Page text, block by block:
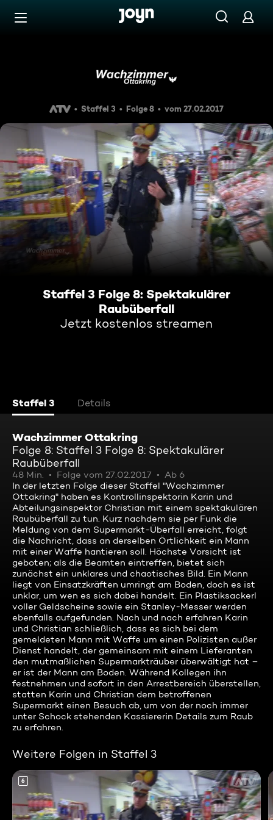
Zum Inhalt springen
Staffel 3 Folge 8:
Staffel 3 Folge 8 vom 27.02.2017
Staffel 3 Folge 8: Spektakulärer
Raubüberfall
Jetzt kostenlos streamen
Staffel 3 Details
Wachzimmer Ottakring
Folge 8: Staffel 3 Folge 8: Spektakulärer
Raubüberfall
48 Min. Folge vom 27.02.2017
Ab 6
In der letzten Folge dieser Staffel "Wachzimmer
Ottakring" haben es Kontrollinspektorin Karin und
Abteilungsinspektor Christian mit einem spektakulären
Raubüberfall zu tun. Kurz nachdem sie per Funk die
Meldung von dem Supermarkt-Überfall erreicht, folgt
die Nachricht, dass an derselben Örtlichkeit ein Mann
mit einer Waffe hantieren soll. Höchste Vorsicht ist
geboten; als die Beamten eintreffen, bietet sich
zunächst ein unklares und chaotisches Bild. Ein Mann
liegt von Einsatzkräften umringt am Boden, doch es ist
unklar, um wen es sich dabei handelt. Ein Plastiksackerl
voller Geldscheine sowie ein Stanley-Messer werden
ebenfalls aufgefunden. Nach und nach erfahren Karin
und Christian schließlich, dass es sich bei dem
gemeldeten Mann mit Waffe um einen Polizisten außer
Dienst handelt, der gemeinsam mit einem Lieferanten
den mutmaßlichen Supermarkträuber überwältigt hat –
er ist der Mann am Boden. Während Kollegen ihn
festnehmen und sofort in den Arrestbereich überstellen,
statten Karin und Christian dem betroffenen
Supermarkt einen Besuch ab, um von der noch immer
unter Schock stehenden Kassiererin Details zum Raub
zu erfahren.
Weitere Folgen in Staffel 3
6